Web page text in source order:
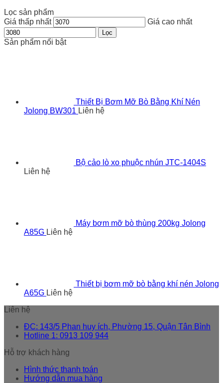
Lọc sản phẩm
Giá thấp nhất
Giá cao nhất
Lọc
Sản phẩm nổi bật
Thiết Bị Bơm Mỡ Bò Bằng Khí Nén
Jolong BW301 Liên hệ
Bộ cảo lò xo phuộc nhún JTC-1404S
Liên hệ
Máy bơm mỡ bò thùng 200kg Jolong
A85G Liên hệ
Thiết bị bơm mỡ bò bằng khí nén Jolong
A65G Liên hệ
Liên hệ
ĐC: 143/5 Phan huy ích, Phường 15, Quận Tân Bình
Hotline 1: 0913 109 944
Hỗ trợ khách hàng
Hình thức thanh toán
Hướng dẫn mua hàng